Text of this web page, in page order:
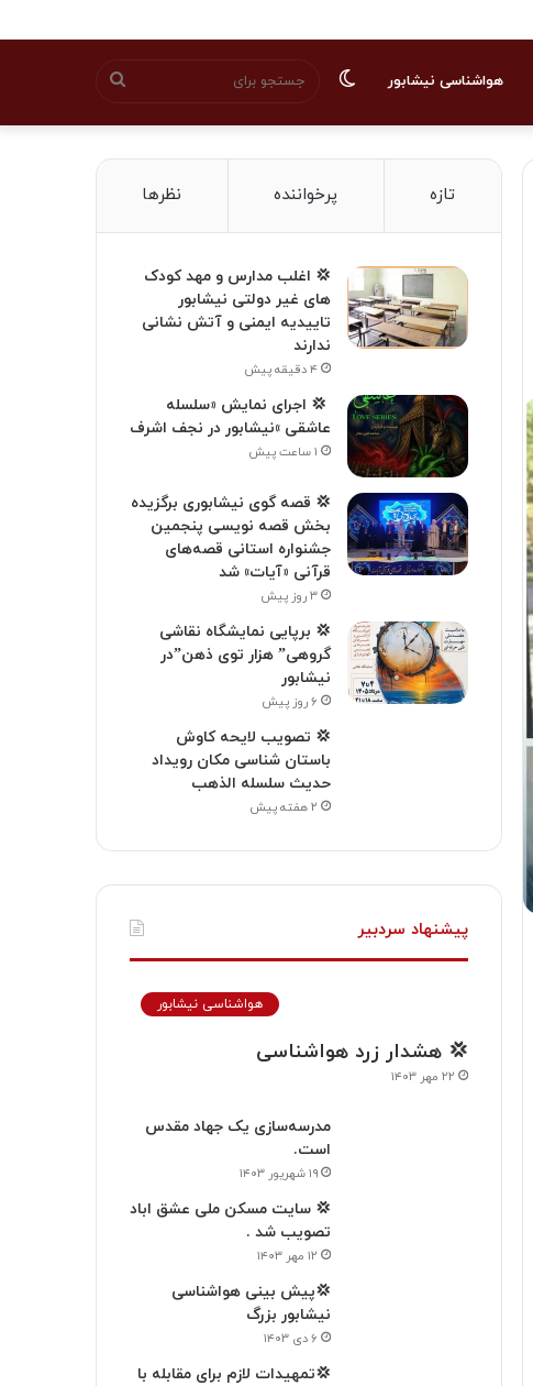
هواشناسی نیشابور
برای
تغییر
تازه پرخواننده نظرها
💢 اغلب مدارس و مهد کودک
های غیر دولتی نیشابور
تاییدیه ایمنی و آتش نشانی
ندارند
۴ دقیقه پیش
‍ 💢 اجرای نمایش «سلسله
عاشقی »نیشابور در نجف اشرف
۱ ساعت پیش
💢 قصه گوی نیشابوری برگزیده
بخش قصه نویسی پنجمین
جشنواره استانی قصه‌های
قرآنی «آیات» شد
۳ روز پیش
💢 برپایی نمایشگاه نقاشی
گروهی” هزار توی ذهن”در
نیشابور
۶ روز پیش
💢 تصویب لایحه کاوش
باستان شناسی مکان رویداد
حدیث سلسله الذهب
۲ هفته پیش
پیشنهاد سردبیر
هواشناسی نیشابور
💢 هشدار زرد هواشناسی
۲۲ مهر ۱۴۰۳
مدرسه‌سازی یک جهاد مقدس
است.
۱۹ شهریور ۱۴۰۳
💢 سایت مسکن ملی عشق اباد
تصویب شد .
۱۲ مهر ۱۴۰۳
💢پیش بینی هواشناسی
نیشابور بزرگ
۶ دی ۱۴۰۳
💢تمهیدات لازم برای مقابله با